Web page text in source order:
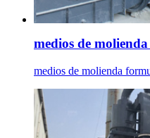
medios de
medios de molienda